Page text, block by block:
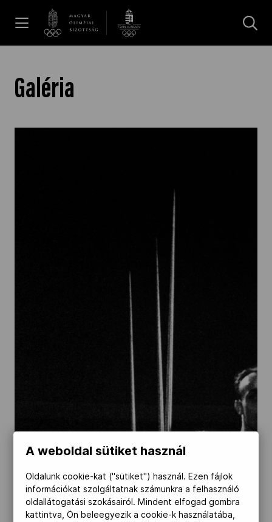
Kettőskarrier-program
OVEP
Adatbank
Galéria
A weboldal sütiket használ
Oldalunk cookie-kat ("sütiket") használ. Ezen fájlok
információkat szolgáltatnak számunkra a felhasználó
oldallátogatási szokásairól. Mindent elfogad gombra
kattintva, Ön beleegyezik a cookie-k használatába,